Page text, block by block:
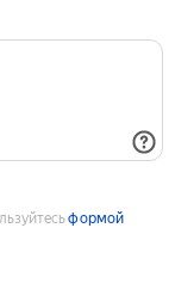
формой